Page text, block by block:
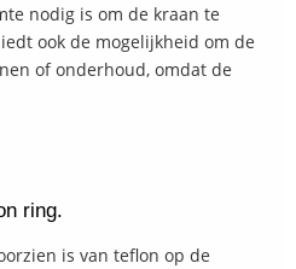
nodig is om de kraan te
ook de mogelijkheid om de
of onderhoud, omdat de
ring.
is van teflon op de